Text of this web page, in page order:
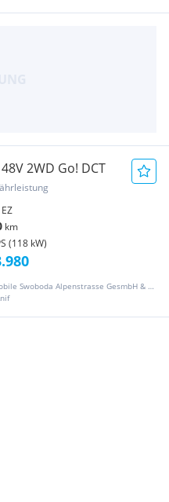
2WD Go! DCT
EZ
km
(118 kW)
Automobile Swoboda Alpenstrasse GesmbH & Co KG